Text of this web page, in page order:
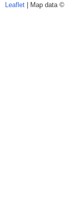
Leaflet | Map data ©